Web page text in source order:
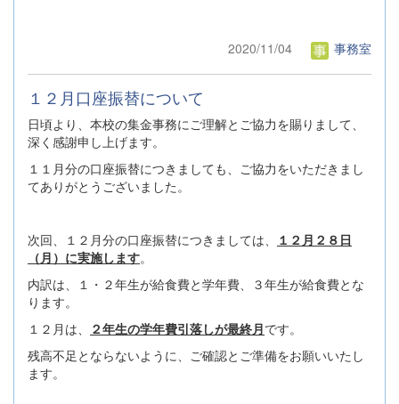
2020/11/04 事務室
１２月口座振替について
日頃より、本校の集金事務にご理解とご協力を賜りまして、
深く感謝申し上げます。
１１月分の口座振替につきましても、ご協力をいただきまし
てありがとうございました。
次回、１２月分の口座振替につきましては、
１２月２８日
（月）に実施します。
内訳は、１・２年生が給食費と学年費、３年生が給食費とな
ります。
１２月は、
２年生の学年費引落しが最終月です。
残高不足とならないように、ご確認とご準備をお願いいたし
ます。